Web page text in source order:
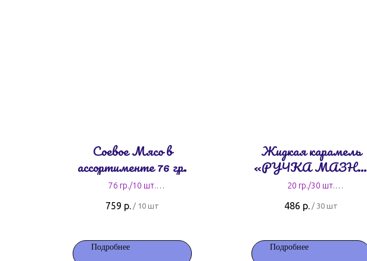
Соевое Мясо в
ассортименте 76 гр.
76 гр./10 шт.
759 р. / 10 шт
Подробнее
Жидкая карамель
«РУЧКА МАЗНИ
ЛИЗНИ» ассорти
20 гр.
20 гр./30 шт.
486 р. / 30 шт
Подробнее